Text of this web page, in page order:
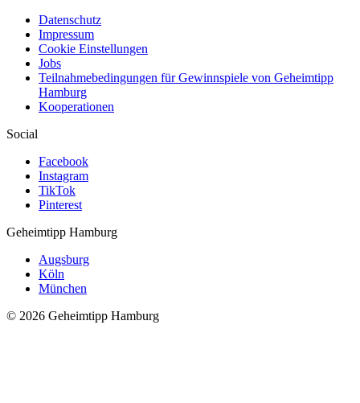
Datenschutz
Impressum
Cookie Einstellungen
Jobs
Teilnahmebedingungen für Gewinnspiele von Geheimtipp
Hamburg
Kooperationen
Social
Facebook
Instagram
TikTok
Pinterest
Geheimtipp Hamburg
Augsburg
Köln
München
© 2026 Geheimtipp Hamburg